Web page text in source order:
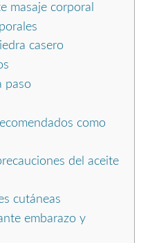
masaje corporal
casero
paso
como
del aceite
cutáneas
embarazo y